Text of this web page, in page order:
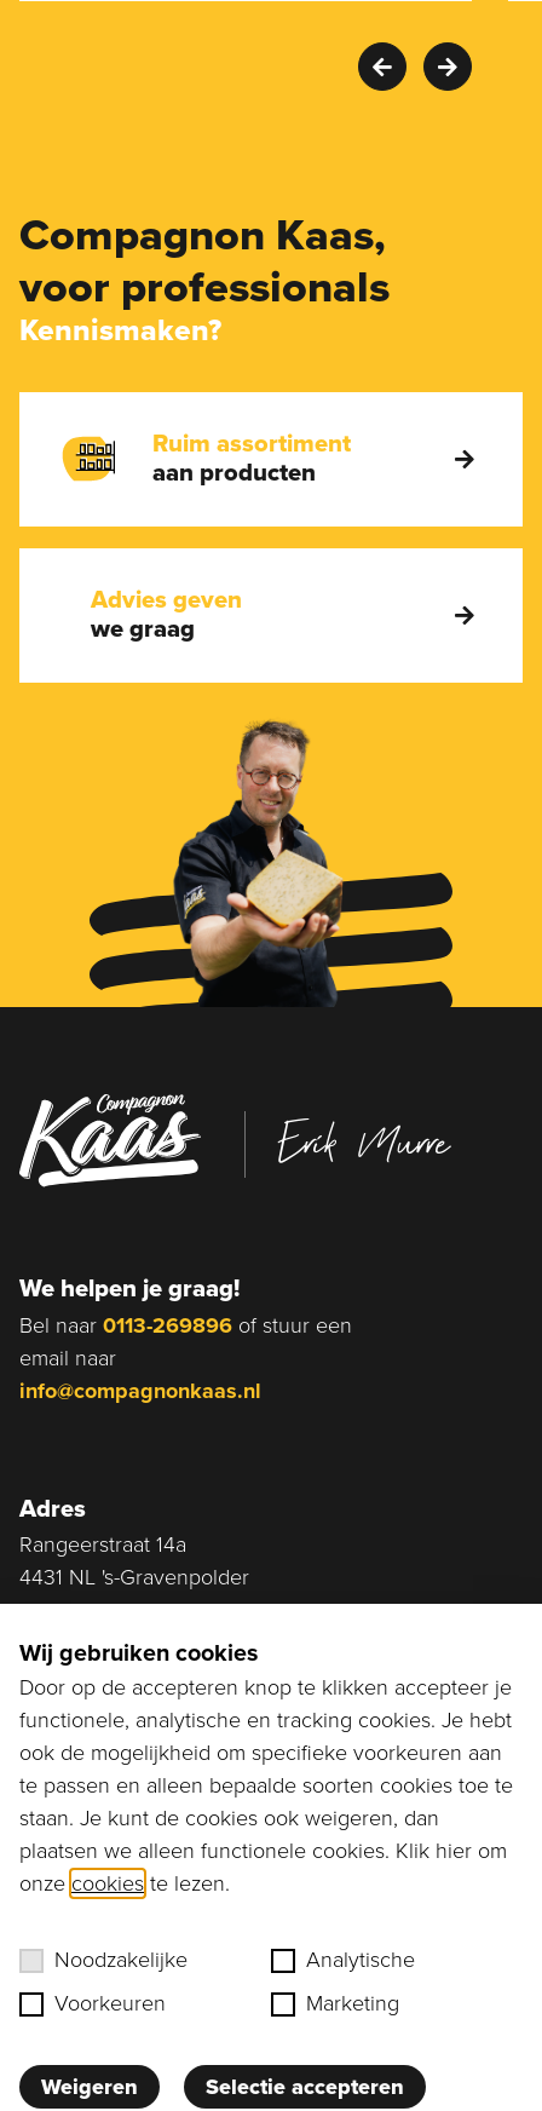
Compagnon Kaas,
voor professionals
Kennismaken?
Ruim assortiment
aan producten
Advies geven
we graag
Erik Murre
We helpen je graag!
Bel naar 0113-269896 of stuur een
email naar
info@compagnonkaas.nl
Adres
Rangeerstraat 14a
4431 NL 's-Gravenpolder
Ga naar...
Bestellen
Diensten
Assortiment
Ons verhaal
Wij gebruiken cookies
Door op de accepteren knop te klikken accepteer je
functionele, analytische en tracking cookies. Je hebt
ook de mogelijkheid om specifieke voorkeuren aan
te passen en alleen bepaalde soorten cookies toe te
staan. Je kunt de cookies ook weigeren, dan
plaatsen we alleen functionele cookies. Klik hier om
onze cookies te lezen.
Noodzakelijke
Analytische
Voorkeuren
Marketing
Weigeren Selectie accepteren